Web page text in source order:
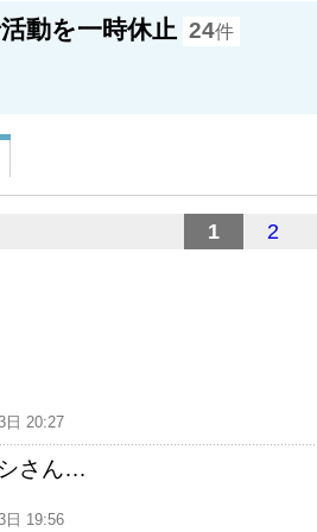
動を一時休止 24件
1 2
日 20:27
さん…
日 19:56